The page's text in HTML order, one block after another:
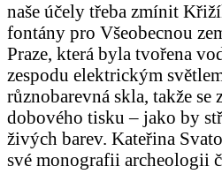
naše účely třeba zmínit
fontány pro Všeobecnou
Praze, která byla tvořena
zespodu elektrickým
různobarevná skla, takže se
dobového tisku – jako by
živých barev. Kateřina
své monografii archeologii